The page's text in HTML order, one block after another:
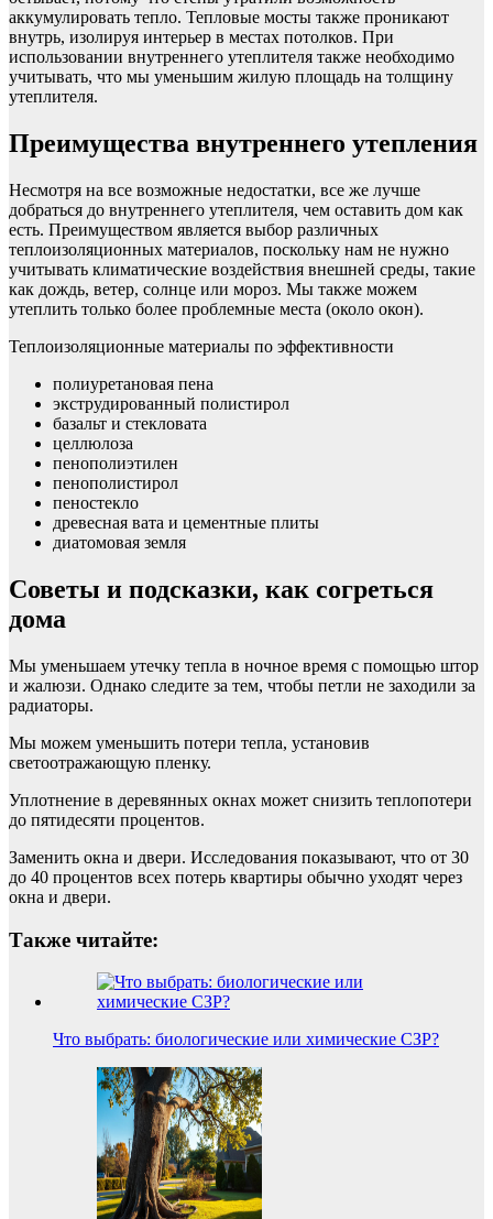
аккумулировать тепло. Тепловые мосты также проникают
внутрь, изолируя интерьер в местах потолков. При
использовании внутреннего утеплителя также необходимо
учитывать, что мы уменьшим жилую площадь на толщину
утеплителя.
Преимущества внутреннего утепления
Несмотря на все возможные недостатки, все же лучше
добраться до внутреннего утеплителя, чем оставить дом как
есть. Преимуществом является выбор различных
теплоизоляционных материалов, поскольку нам не нужно
учитывать климатические воздействия внешней среды, такие
как дождь, ветер, солнце или мороз. Мы также можем
утеплить только более проблемные места (около окон).
Теплоизоляционные материалы по эффективности
полиуретановая пена
экструдированный полистирол
базальт и стекловата
целлюлоза
пенополиэтилен
пенополистирол
пеностекло
древесная вата и цементные плиты
диатомовая земля
Советы и подсказки, как согреться
дома
Мы уменьшаем утечку тепла в ночное время с помощью штор
и жалюзи. Однако следите за тем, чтобы петли не заходили за
радиаторы.
Мы можем уменьшить потери тепла, установив
светоотражающую пленку.
Уплотнение в деревянных окнах может снизить теплопотери
до пятидесяти процентов.
Заменить окна и двери. Исследования показывают, что от 30
до 40 процентов всех потерь квартиры обычно уходят через
окна и двери.
Также читайте:
Что выбрать: биологические или химические СЗР?